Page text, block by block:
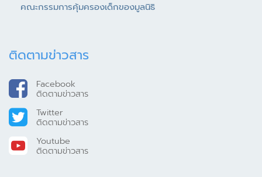
คณะกรรมการคุ้มครองเด็กของมูลนิธิ
ติดตามข่าวสาร
Facebook
ติดตามข่าวสาร
Twitter
ติดตามข่าวสาร
Youtube
ติดตามข่าวสาร